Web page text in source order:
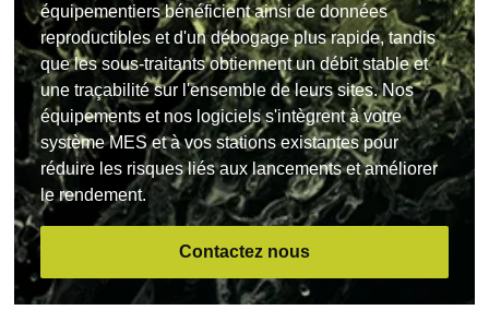
équipementiers bénéficient ainsi de données
reproductibles et d'un débogage plus rapide, tandis
que les sous-traitants obtiennent un débit stable et
une traçabilité sur l'ensemble de leurs sites. Nos
équipements et nos logiciels s'intègrent à votre
système MES et à vos stations existantes pour
réduire les risques liés aux lancements et améliorer
le rendement.
Contactez nous